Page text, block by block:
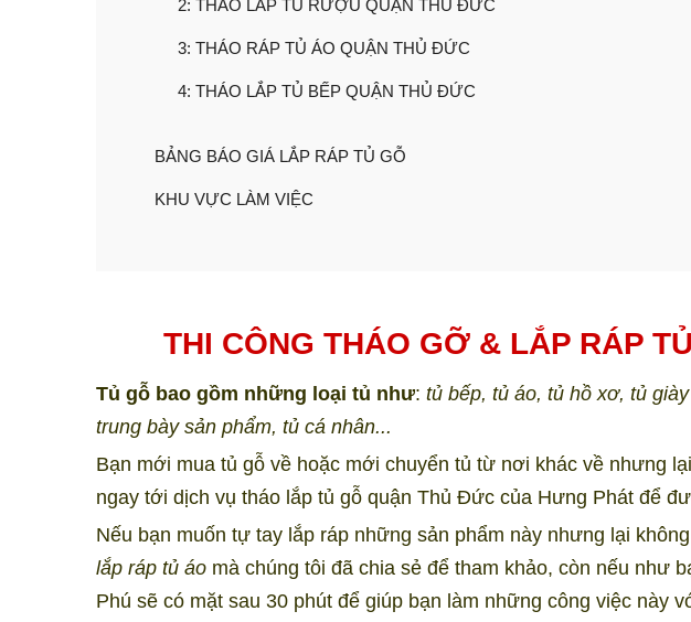
2: THÁO LẮP TỦ RƯỢU QUẬN THỦ ĐỨC
3: THÁO RÁP TỦ ÁO QUẬN THỦ ĐỨC
4: THÁO LẮP TỦ BẾP QUẬN THỦ ĐỨC
BẢNG BÁO GIÁ LẮP RÁP TỦ GỖ
KHU VỰC LÀM VIỆC
THI CÔNG THÁO GỠ & LẮP RÁP
Tủ gỗ bao gồm những loại tủ như: tủ bếp, tủ áo, tủ hồ xơ, tủ
trung bày sản phẩm, tủ cá nhân...
Bạn mới mua tủ gỗ về hoặc mới chuyển tủ từ nơi khác về nhưng
ngay tới dịch vụ tháo lắp tủ gỗ quận Thủ Đức của Hưng Phát để
Nếu bạn muốn tự tay lắp ráp những sản phẩm này nhưng lại
lắp ráp tủ áo mà chúng tôi đã chia sẻ để tham khảo, còn nếu như
Phú sẽ có mặt sau 30 phút để giúp bạn làm những công việc này